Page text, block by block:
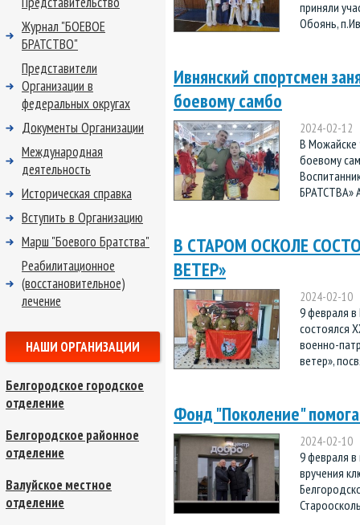
приняли
Обоянь,
Ивнянский спортсмен
боевому самбо
2024-02-12
В Можайске
боевому
БРАТСТВА»
В СТАРОМ ОСКОЛЕ
ВЕТЕР»
2024-02-10
9 февраля
состоялся
военно-
ветер»,
Фонд "Поколение"
2024-02-10
9 февраля в
вручения
Журнал "БОЕВОЕ
БРАТСТВО"
Представители
Организации в
федеральных округах
Документы Организации
Международная
деятельность
Историческая справка
Вступить в Организацию
Марш "Боевого Братства"
Реабилитационное
(восстановительное)
лечение
НАШИ ОРГАНИЗАЦИИ
Белгородское городское
отделение
Белгородское районное
отделение
Валуйское местное
отделение